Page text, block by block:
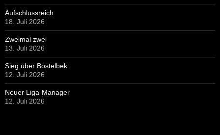
Aufschlussreich
18. Juli 2026
Zweimal zwei
13. Juli 2026
Sieg über Bostelbek
12. Juli 2026
Neuer Liga-Manager
12. Juli 2026